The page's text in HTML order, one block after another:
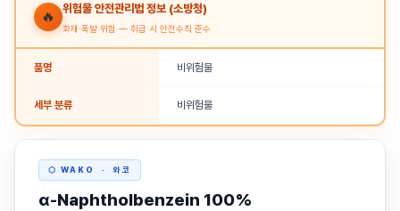
🔥 위험물 안전관리법 정보 (소방청)
화재·폭발 위험 — 취급 시 안전수칙 준수
품명 비위험물
세부 분류 비위험물
⬡ WAKO · 와코
α-Naphtholbenzein 100%